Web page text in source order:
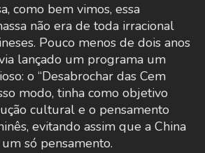
como bem vimos, essa
não era de toda irracional
Pouco menos de dois anos
lançado um programa um
o “Desabrochar das Cem
modo, tinha como objetivo
cultural e o pensamento
evitando assim que a China
só pensamento.